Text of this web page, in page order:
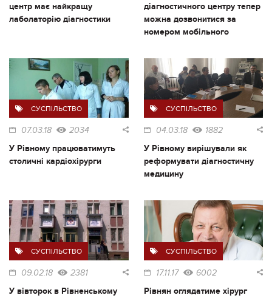
центр має найкращу
лаболаторію діагностики
діагностичного центру тепер
можна дозвонитися за
номером мобільного
СУСПІЛЬСТВО
07.03.18 2034
У Рівному працюватимуть
столичні кардіохірурги
СУСПІЛЬСТВО
04.03.18 1882
У Рівному вирішували як
реформувати діагностичну
медицину
СУСПІЛЬСТВО
09.02.18 2381
У вівторок в Рівненському
СУСПІЛЬСТВО
17.11.17 6002
Рівнян оглядатиме хірург